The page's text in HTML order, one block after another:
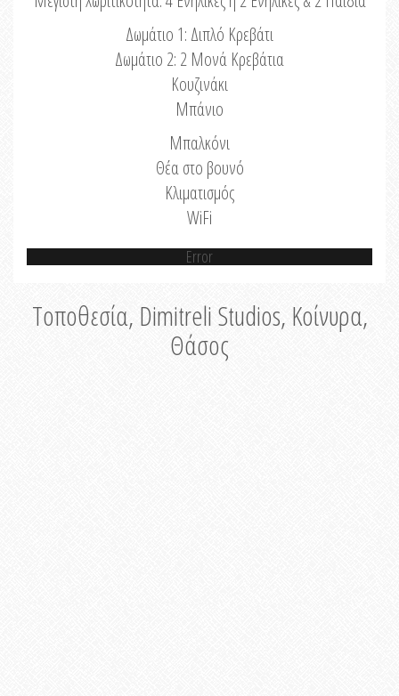
Δωμάτιο 1: Διπλό Κρεβάτι
Δωμάτιο 2: 2 Μονά Κρεβάτια
Κουζινάκι
Μπάνιο
Μπαλκόνι
Θέα στο βουνό
Κλιματισμός
WiFi
Error
Τοποθεσία, Dimitreli Studios, Κοίνυρα,
Θάσος